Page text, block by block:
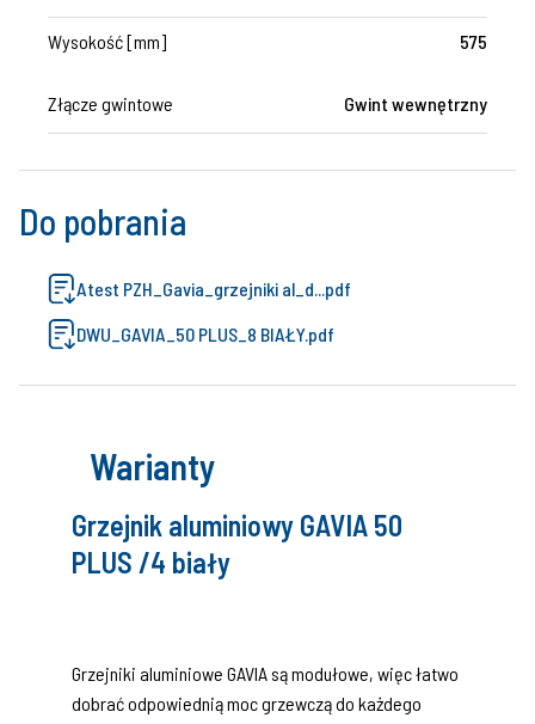
Wysokość [mm] 575
Złącze gwintowe Gwint wewnętrzny
Do pobrania
Atest PZH_Gavia_grzejniki al_d...pdf
DWU_GAVIA_50 PLUS_8 BIAŁY.pdf
Warianty
Grzejnik aluminiowy GAVIA 50
PLUS /4 biały
Grzejniki aluminiowe GAVIA są modułowe, więc łatwo
dobrać odpowiednią moc grzewczą do każdego